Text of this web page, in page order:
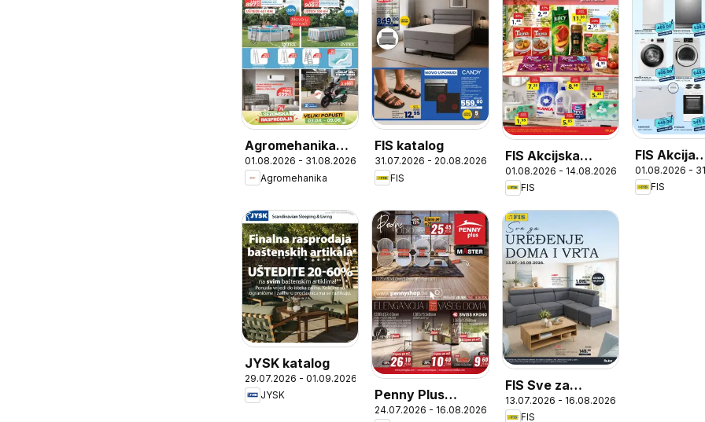
Agromehanika
katalog
01.08.2026 - 31.08.2026
Agromehanika
FIS katalog
31.07.2026 - 20.08.2026
FIS
FIS Akcijska
ponuda
01.08.2026 - 14.08.2026
FIS
FIS Akcija
Heinner
01.08.2026 -
FIS
JYSK katalog
29.07.2026 - 01.09.2026
JYSK
Penny Plus
katalog
24.07.2026 - 16.08.2026
FIS Sve za
uređenje doma i
13.07.2026 - 16.08.2026
FIS